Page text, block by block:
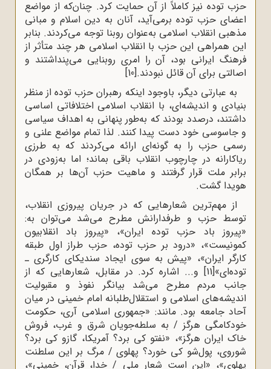
حزب توده نیز کاملاً از آن حمایت کرد. چنان‌که از مواضع
اعضای حزب توده برمی‌آید، آنان به دین اسلام و مبانی
مذهبی انقلاب اسلامی به‌عنوان روبنا توجه می‌کردند. بنابر
این همراهی این حزب با انقلاب اسلامی هر چند متأثر از
فرهنگ ایرانی بود، آن را امری روبنایی می‌پنداشتند و
اصالتی برای آن قائل نبودند.[10]
به عبارتی دیگر، باوجود اینکه رهبران حزب توده از منظر
بنیادی و اندیشه‌ای، با انقلاب اسلامی اختلافاتی اساسی
داشتند، درصدد بودند که به‌طور پنهانی به اهداف سیاسی
و جاسوسی خود دست پیدا کنند. لذا تمام مواضع علنی و
رسمی حزب را به گونه‌ای ارائه می‌کردند که به طرزی
ریاکارانه در چارچوب انقلاب باقی بماند؛ اما به‌زودی در
برابر ملت قرار گرفتند و ماهیت حزب آن‌ها بر همگان
هویدا گشت.
از مهم‌ترین شعارهایی که در جریان پیروزی انقلاب،
توسط حزب و طرفدارانش مطرح می‌شد می‌توان به:
«پیروز باد حزب توده ایران»، «پیروز باد انقلابیون
کمونیست»، «درود بر حزب توده، حزب طراز اول طبقه
کارگر ایران»، «پیش به سوی ایجاد سندیکای کارگری ـ
توده‌ای»[11]
و... اشاره کرد. در مقابل، شعارهایی که از
جانب مردم مطرح می‌شد بیانگر نفوذ و مقبولیت
اندیشه‌های اسلامی و استقلال‌طلبانه امام خمینی در میان
آحاد جامعه بود. مانند: «جمهوری اسلامی آری، حکومت
خودکامگی هرگز / به سلطه‌جویان شرق و غرب، فروش
خاک ایران هرگز»، «نفتو کی برد؟ آمریکا، گازو کی برد؟
شوروی، پول‌شو کی خورد؟ پهلوی / مرگ بر این سلطنت
پهلوی»، «این است شعار ملی / خدا، قرآن، خمینی»،